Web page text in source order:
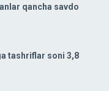
qancha savdo
tashriflar soni 3,8